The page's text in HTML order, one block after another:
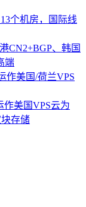
个机房，国际线
CN2+BGP、韩国
端
作美国/荷兰VPS
作美国VPS云为
存储